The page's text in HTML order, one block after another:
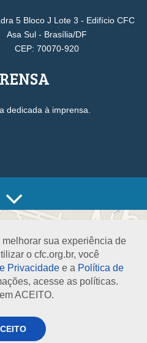
sua experiência de
o cfc.org.br, você
Privacidade e a Política de
acesse as políticas.
ACEITO.
5 Bloco J Lote 3 - Edifício CFC
Asa Sul - Brasília/DF
CEP: 70070-920
dedicada à imprensa.